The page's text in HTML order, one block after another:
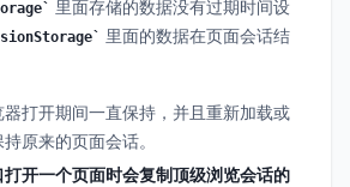
里面存储的数据没有过期时间设
里面的数据在页面会话结
打开期间一直保持，并且重新加载或
原来的页面会话。
开一个页面时会复制顶级浏览会话的